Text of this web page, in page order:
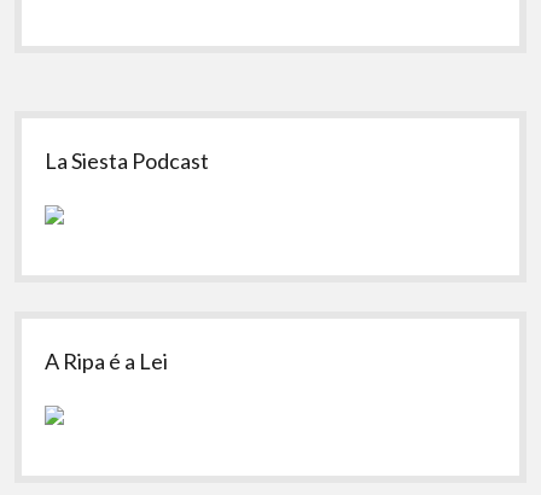
Sidebar
La Siesta Podcast
A Ripa é a Lei